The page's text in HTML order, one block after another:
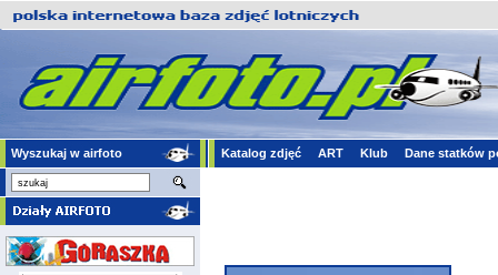
Wyszukaj w airfoto Katalog zdjęć ART Klub Dane statków